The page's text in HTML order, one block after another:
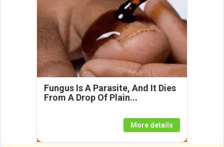
Fungus Is A Parasite, And It Dies
From A Drop Of Plain...
More details